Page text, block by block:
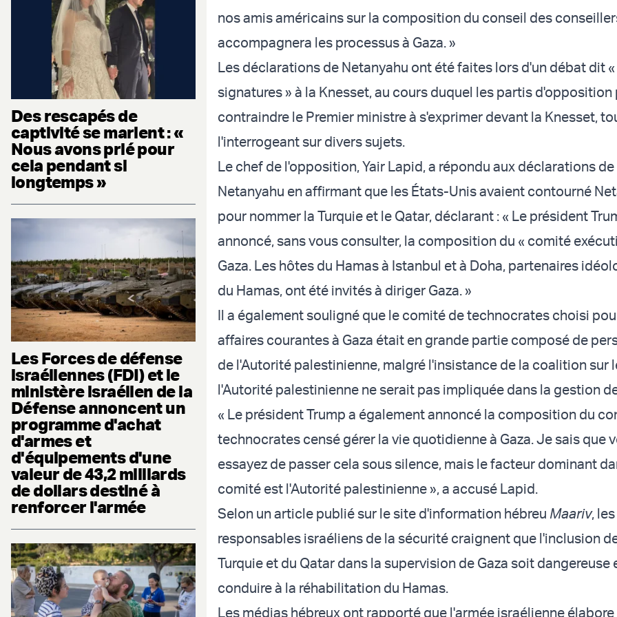
Des rescapés de
captivité se marient : «
Nous avons prié pour
cela pendant si
longtemps »
Les Forces de défense
israéliennes (FDI) et le
ministère israélien de la
Défense annoncent un
programme d'achat
d'armes et
d'équipements d'une
valeur de 43,2 milliards
de dollars destiné à
renforcer l'armée
nos amis américains sur la composition du conseil des
accompagnera les processus à Gaza. »
Les déclarations de Netanyahu ont été faites lors d'un débat dit
signatures » à la Knesset, au cours duquel les partis d'opposition
contraindre le Premier ministre à s'exprimer devant la Knesset,
l'interrogeant sur divers sujets.
Le chef de l'opposition, Yair Lapid, a répondu aux déclarations de
Netanyahu en affirmant que les États-Unis avaient contourné
pour nommer la Turquie et le Qatar, déclarant : « Le président
annoncé, sans vous consulter, la composition du « comité
Gaza. Les hôtes du Hamas à Istanbul et à Doha, partenaires
du Hamas, ont été invités à diriger Gaza. »
Il a également souligné que le comité de technocrates choisi
affaires courantes à Gaza était en grande partie composé de
de l'Autorité palestinienne, malgré l'insistance de la coalition sur
l'Autorité palestinienne ne serait pas impliquée dans la gestion
« Le président Trump a également annoncé la composition du
technocrates censé gérer la vie quotidienne à Gaza. Je sais que
essayez de passer cela sous silence, mais le facteur dominant
comité est l'Autorité palestinienne », a accusé Lapid.
Selon un article publié sur le site d'information hébreu Maariv, les
responsables israéliens de la sécurité craignent que l'inclusion
Turquie et du Qatar dans la supervision de Gaza soit dangereuse
conduire à la réhabilitation du Hamas.
Les médias hébreux ont rapporté que l'armée israélienne élabore